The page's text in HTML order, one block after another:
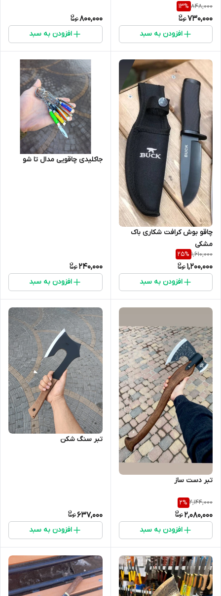
848,000
13%
730,000
افزودن به سبد
800,000
افزودن به سبد
چاقو بوش کرافت شکاری باک
مشکی
1,610,000
25%
1,200,000
افزودن به سبد
جاکلیدی چاقویی مدال تا شو
240,000
افزودن به سبد
تبر دست ساز
2,144,000
2%
2,080,000
افزودن به سبد
تبر سنگ شکن
637,000
افزودن به سبد